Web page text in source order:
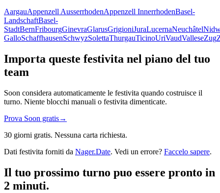
AargauAppenzell AusserrhodenAppenzell InnerrhodenBasel-
LandschaftBasel-
StadtBernFribourgGinevraGlarusGrigioniJuraLucernaNeuchâtel
GalloSchaffhausenSchwyzSolettaThurgauTicinoUriVaudValleseZug
Importa queste festivita nel piano del tuo
team
Soon considera automaticamente le festivita quando costruisce il
turno. Niente blocchi manuali o festivita dimenticate.
Prova Soon gratis→
30 giorni gratis. Nessuna carta richiesta.
Dati festivita forniti da Nager.Date. Vedi un errore? Faccelo sapere.
Il tuo prossimo turno puo essere pronto in
2 minuti.